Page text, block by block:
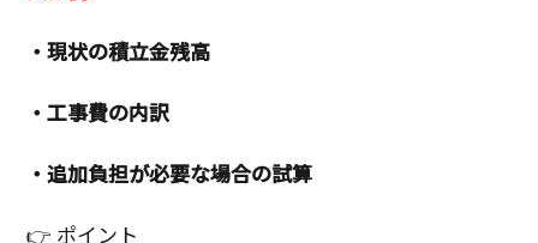
・現状の積立金残高
・工事費の内訳
・追加負担が必要な場合の試算
👉 ポイント